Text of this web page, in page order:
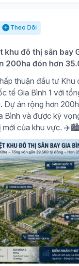
Theo Dõi
khu đô thị sân bay
200ha đón hơn
thuận đầu tư Khu
tế Gia Bình 1 với
án rộng hơn
Bình và được kỳ
mới của khu vực. ✈️🏙️